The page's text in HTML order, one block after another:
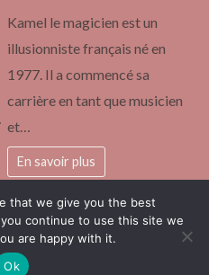
Kamel le magicien est un
illusionniste français né en
1977. Il a commencé sa
carrière en tant que musicien
et…
En savoir plus
that we give you the best
continue to use this site we
are happy with it.
Ok